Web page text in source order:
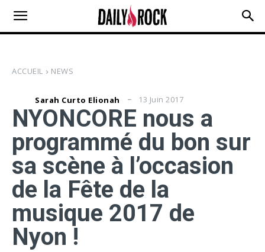
ACCUEIL NEWS
Sarah Curto Elionah 13 Juin 2017
NYONCORE nous a
programmé du bon sur
sa scène à l’occasion
de la Fête de la
musique 2017 de
Nyon !